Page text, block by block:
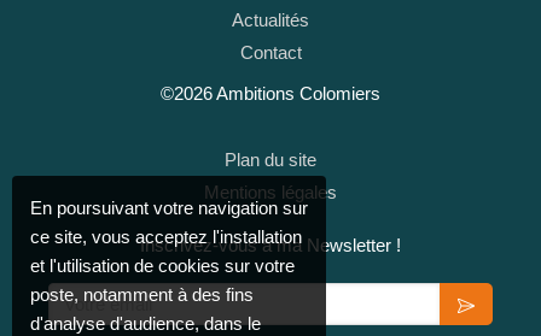
Actualités
Contact
©2026 Ambitions Colomiers
Plan du site
Mentions légales
Inscrivez-vous à ma Newsletter !
Votre email
En poursuivant votre navigation sur
ce site, vous acceptez l'installation
et l'utilisation de cookies sur votre
poste, notamment à des fins
d'analyse d'audience, dans le